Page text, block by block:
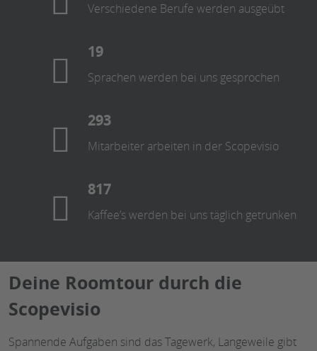
Verschiedene Berufe werden ausgeübt
19
Sprachen werden bei uns gesprochen
293
Mitarbeiter arbeiten in der Scopevisio
817
Kaffee’s werden bei uns täglich getrunken
Deine Roomtour durch die
Scopevisio
Spannende Aufgaben sind das Tagewerk, Langeweile gibt